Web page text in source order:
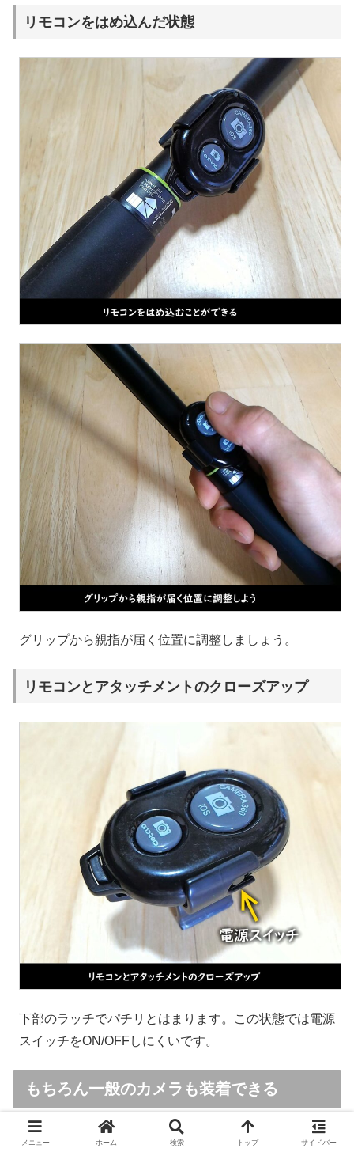
リモコンをはめ込んだ状態
グリップから親指が届く位置に調整しましょう。
リモコンとアタッチメントのクローズアップ
下部のラッチでパチリとはまります。この状態では電源
スイッチをON/OFFしにくいです。
もちろん一般のカメラも装着できる
スマホ用アダプタを外して、ネジ穴に直接コン
メニュー ホーム 検索 トップ サイドバー